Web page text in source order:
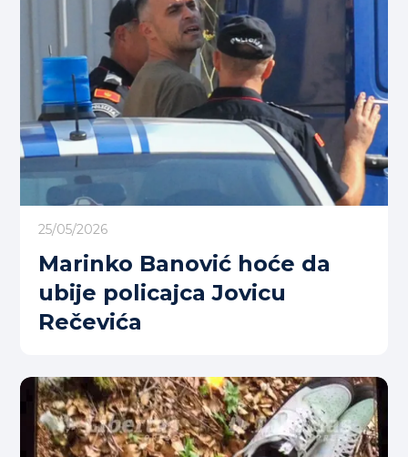
25/05/2026
Marinko Banović hoće da
ubije policajca Jovicu
Rečevića